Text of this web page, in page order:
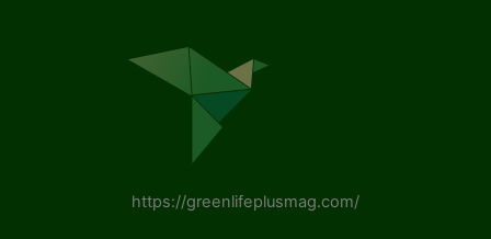
https://greenlifeplusmag.com/